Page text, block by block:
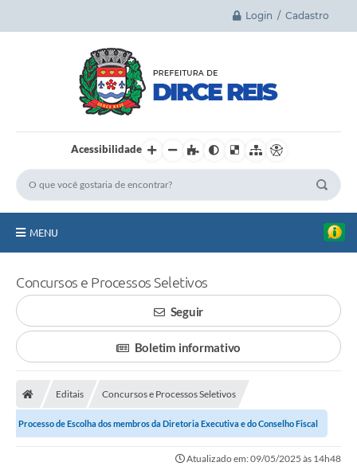
Login / Cadastro
Acessibilidade
MENU
A Cidade
Legislação
A Prefeitura
Secretarias
Editais
Concursos e Processos Seletivos
Seguir
Boletim informativo
Editais Concursos e Processos Seletivos
Processo de Escolha dos membros da Diretoria Executiva e do Conselho Fiscal
Atualizado em: 09/05/2025 às 14h48